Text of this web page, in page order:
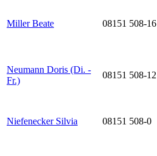
Miller Beate 08151 508-16
Neumann Doris (Di. -
Fr.)
08151 508-12
Niefenecker Silvia 08151 508-0